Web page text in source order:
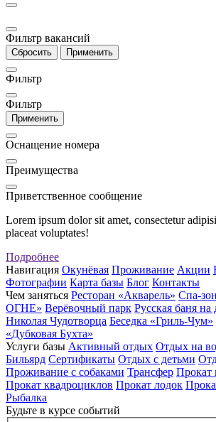
Фильтр вакансий
Сбросить Применить
Фильтр
Фильтр
Применить
Оснащение номера
Преимущества
Приветственное сообщение
Lorem ipsum dolor sit amet, consectetur
placeat voluptates!
Подробнее
Навигация Окунёвая Проживание Акции
Фотографии Карта базы Блог Контакты
Чем заняться Ресторан «Акварель» Спа-
ОГНЕ» Верёвочный парк Русская баня на
Николая Чудотворца Беседка «Гриль-Чум»
«Дубковая Бухта»
Услуги базы Активный отдых Отдых на
Бильярд Сертификаты Отдых с детьми
Проживание с собаками Трансфер Прокат
Прокат квадроциклов Прокат лодок
Рыбалка
Будьте в курсе событий